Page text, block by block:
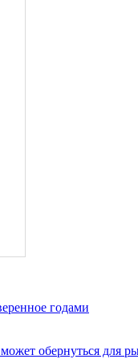
годами
обернуться для